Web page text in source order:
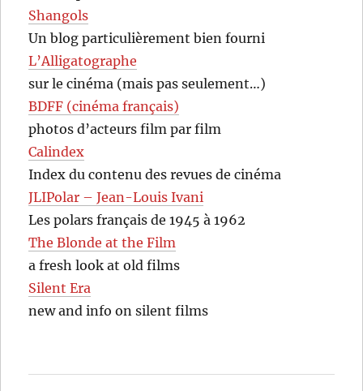
Shangols
Un blog particulièrement bien fourni
L’Alligatographe
sur le cinéma (mais pas seulement…)
BDFF (cinéma français)
photos d’acteurs film par film
Calindex
Index du contenu des revues de cinéma
JLIPolar – Jean-Louis Ivani
Les polars français de 1945 à 1962
The Blonde at the Film
a fresh look at old films
Silent Era
new and info on silent films